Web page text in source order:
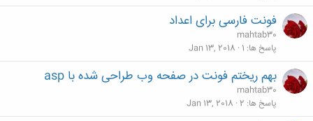
فونت فارسی برای اعداد
mahtab30
پاسخ ها 1
Jan 13, 2018
بهم ریختم فونت در صفحه وب طراحی شده با asp
mahtab30
پاسخ ها 2
Jan 13, 2018